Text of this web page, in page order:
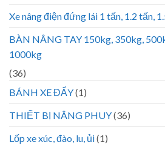
Xe nâng điện đứng lái 1 tấn, 1.2 tấn,
BÀN NÂNG TAY 150kg, 350kg,
1000kg
(36)
BÁNH XE ĐẨY(1)
THIẾT BỊ NÂNG PHUY(36)
Lốp xe xúc, đào, lu, ủi(1)